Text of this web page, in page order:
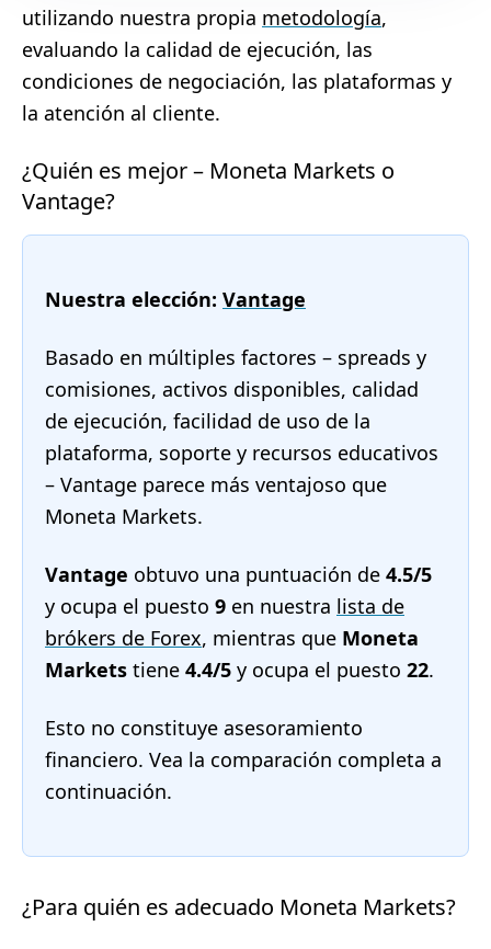
utilizando nuestra propia metodología,
evaluando la calidad de ejecución, las
condiciones de negociación, las plataformas y
la atención al cliente.
¿Quién es mejor – Moneta Markets o
Vantage?
Nuestra elección: Vantage
Basado en múltiples factores – spreads y
comisiones, activos disponibles, calidad
de ejecución, facilidad de uso de la
plataforma, soporte y recursos educativos
– Vantage parece más ventajoso que
Moneta Markets.
Vantage obtuvo una puntuación de 4.5/5
y ocupa el puesto 9 en nuestra lista de
brókers de Forex, mientras que Moneta
Markets tiene 4.4/5 y ocupa el puesto 22.
Esto no constituye asesoramiento
financiero. Vea la comparación completa a
continuación.
¿Para quién es adecuado Moneta Markets?